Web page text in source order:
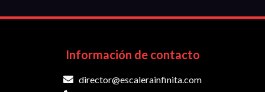
Información de contacto
director@escalerainfinita.com